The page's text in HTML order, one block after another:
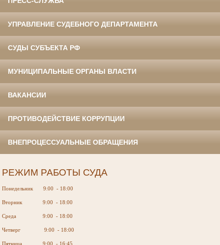
УПРАВЛЕНИЕ СУДЕБНОГО ДЕПАРТАМЕНТА
СУДЫ СУБЪЕКТА РФ
МУНИЦИПАЛЬНЫЕ ОРГАНЫ ВЛАСТИ
ВАКАНСИИ
ПРОТИВОДЕЙСТВИЕ КОРРУПЦИИ
ВНЕПРОЦЕССУАЛЬНЫЕ ОБРАЩЕНИЯ
РЕЖИМ РАБОТЫ СУДА
Понедельник 9:00 - 18:00
Вторник 9:00 - 18:00
Среда 9:00 - 18:00
Четверг 9:00 - 18:00
Пятница 9:00 - 16:45